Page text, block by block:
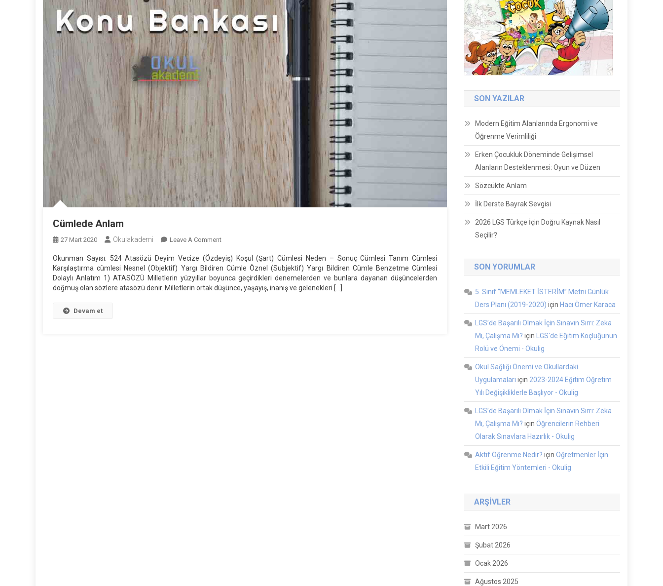
Cümlede Anlam
27 Mart 2020 Okulakademi Leave A CommentOn
Anlam
Okunman Sayısı: 524 Atasözü Deyim Vecize (Özdeyiş) Koşul (Şart) Cümlesi Neden – Sonuç Cümlesi Tanım Cümlesi
Karşılaştırma cümlesi Nesnel (Objektif) Yargı Bildiren Cümle Öznel (Subjektif) Yargı Bildiren Cümle Benzetme Cümlesi
Dolaylı Anlatım 1) ATASÖZÜ Milletlerin yüzyıllar boyunca geçirdikleri denemelerden ve bunlara dayanan düşüncelerden
doğmuş olan sözlere atasözü denir. Milletlerin ortak düşünce, yaşayış, inanış ve gelenekleri […]
Devam et
SON YAZILAR
Modern Eğitim Alanlarında Ergonomi ve
Öğrenme Verimliliği
Erken Çocukluk Döneminde Gelişimsel
Alanların Desteklenmesi: Oyun ve Düzen
Sözcükte Anlam
İlk Derste Bayrak Sevgisi
2026 LGS Türkçe İçin Doğru Kaynak Nasıl
Seçilir?
SON YORUMLAR
5. Sınıf “MEMLEKET İSTERİM” Metni Günlük
Ders Planı (2019-2020) için Hacı Ömer Karaca
LGS’de Başarılı Olmak İçin Sınavın Sırrı: Zeka
Mı, Çalışma Mı? için
LGS'de Eğitim Koçluğunun
Rolü ve Önemi - Okulig
Okul Sağlığı Önemi ve Okullardaki
Uygulamaları için 2023-2024 Eğitim Öğretim
Yılı Değişikliklerle Başlıyor - Okulig
LGS’de Başarılı Olmak İçin Sınavın Sırrı: Zeka
Mı, Çalışma Mı? içinÖğrencilerin Rehberi
Olarak Sınavlara Hazırlık - Okulig
Aktif Öğrenme Nedir? içinÖğretmenler İçin
Etkili Eğitim Yöntemleri - Okulig
ARŞIVLER
Mart 2026
Şubat 2026
Ocak 2026
Ağustos 2025